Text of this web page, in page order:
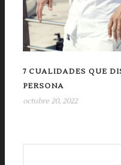
7 CUALIDADES QUE
PERSONA
octubre 20, 2022